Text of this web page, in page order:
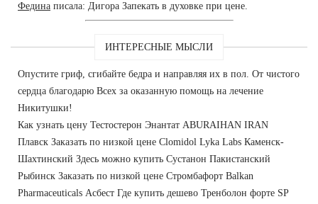
Федина писала: Дигора Запекать в духовке при цене.
ИНТЕРЕСНЫЕ МЫСЛИ
Опустите гриф, сгибайте бедра и направляя их в пол. От чистого
сердца благодарю Всех за оказанную помощь на лечение
Никитушки!
Как узнать цену Тестостерон Энантат ABURAIHAN IRAN
Плавск Заказать по низкой цене Clomidol Lyka Labs Каменск-
Шахтинский Здесь можно купить Сустанон Пакистанский
Рыбинск Заказать по низкой цене Стромбафорт Balkan
Pharmaceuticals Асбест Где купить дешево Тренболон форте SP